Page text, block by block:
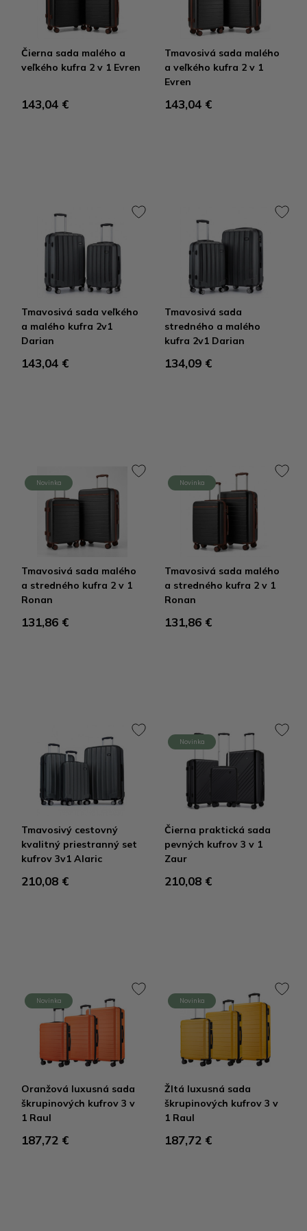
Čierna sada malého a
veľkého kufra 2 v 1 Evren
143,04 €
Tmavosivá sada malého
a veľkého kufra 2 v 1
Evren
143,04 €
Tmavosivá sada veľkého
a malého kufra 2v1
Darian
143,04 €
Tmavosivá sada
stredného a malého
kufra 2v1 Darian
134,09 €
Novinka
Tmavosivá sada malého
a stredného kufra 2 v 1
Ronan
131,86 €
Novinka
Tmavosivá sada malého
a stredného kufra 2 v 1
Ronan
131,86 €
Tmavosivý cestovný
kvalitný priestranný set
kufrov 3v1 Alaric
210,08 €
Novinka
Čierna praktická sada
pevných kufrov 3 v 1
Zaur
210,08 €
Novinka
Oranžová luxusná sada
škrupinových kufrov 3 v
1 Raul
187,72 €
Novinka
Žltá luxusná sada
škrupinových kufrov 3 v
1 Raul
187,72 €